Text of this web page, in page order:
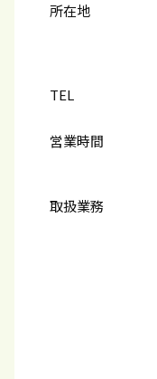
所在地
TEL
営業時間
取扱業務